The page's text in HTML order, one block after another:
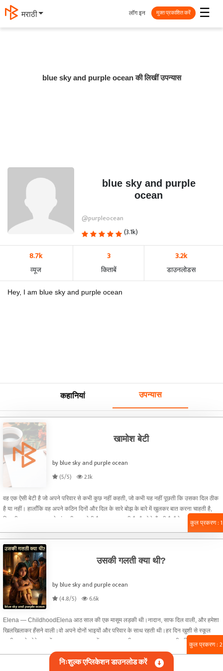
मराठी ☰
लॉग इन मुक्त प्रकाशित करें
blue sky and purple ocean की लिखीं उपन्यास
blue sky and purple
ocean
@purpleocean
(3.1k)
8.7k
व्यूज
3
किताबें
3.2k
डाउनलोडस
Hey, I am blue sky and purple ocean
कहानियां उपन्यास
खामोश बेटी
by blue sky and purple ocean
(5/5)
2.1k
वह एक ऐसी बेटी है जो अपने परिवार से कभी कुछ नहीं कहती, जो कभी यह नहीं पूछती कि उसका दिल ठीक
है या नहीं। हालाँकि वह अपने कठिन दिनों और दिल के सारे बोझ के बारे में खुलकर बात करना चाहती है,
फिर भी वह सब कुछ अपने अंदर ही छुपा लेती है। वह मुस्कुराती है और ऐसे हँसती है जैसे सब ठीक हो। वह
उसे लगता है कि कोई सच में उसे समझ नहीं पाएगा। वह उन लड़कियों में से है जो सबको सहारा देती हैं,
लेकिन उसे सहारा देने वाला कोई नहीं होता।
कुल प्रकरण : 1
उसकी गलती क्या थी?
by blue sky and purple ocean
(4.8/5)
6.6k
Elena — ChildhoodElena आठ साल की एक मासूम लड़की थी।नादान, साफ दिल वाली, और हमेशा
खिलखिलाकर हँसने वाली।वो अपने दोनों भाइयों और परिवार के साथ रहती थी।हर दिन खुशी से स्कूल
जाती, अपने छोटे भाइयों का हाथ पकड़कर उन्हें वापस घर लाती।उस समय तक उसकी दुनिया बहुत
खूबसूरत थी।लेकिन फिर एक रात सब बदल गया।उस रात सभी घरवाले साथ बैठे बातें कर रहे थे कि
अचानक लाइट चली गई।लाइट जाना कोई बड़ी बात नहीं थी…लेकिन उसके बाद जो हुआ, वो Elena ने
कुल प्रकरण : 2
निःशुल्क एप्लिकेशन डाउनलोड करें